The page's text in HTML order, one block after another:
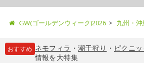
GW(ゴールデンウィーク)2026 九州・
おすすめ ネモフィラ ・ 潮干狩り ・ ピクニッ
情報を大特集